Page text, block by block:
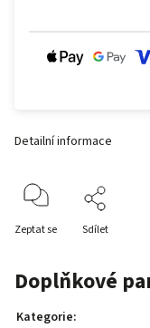
Detailní informace
Zeptat se Sdílet
Doplňkové
Kategorie: